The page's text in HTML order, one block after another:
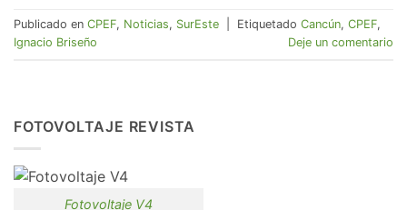
Publicado en CPEF, Noticias, SurEste Etiquetado Cancún, CPEF,
Ignacio Briseño
Deje un comentario
FOTOVOLTAJE REVISTA
Fotovoltaje V4